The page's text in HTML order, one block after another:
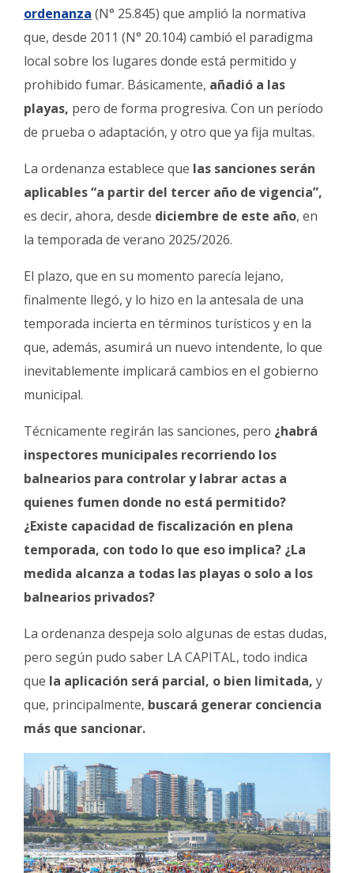
ordenanza (N° 25.845) que amplió la normativa
que, desde 2011 (N° 20.104) cambió el paradigma
local sobre los lugares donde está permitido y
prohibido fumar. Básicamente, añadió a las
playas, pero de forma progresiva. Con un período
de prueba o adaptación, y otro que ya fija multas.
La ordenanza establece que las sanciones serán
aplicables “a partir del tercer año de vigencia”,
es decir, ahora, desde diciembre de este año, en
la temporada de verano 2025/2026.
El plazo, que en su momento parecía lejano,
finalmente llegó, y lo hizo en la antesala de una
temporada incierta en términos turísticos y en la
que, además, asumirá un nuevo intendente, lo que
inevitablemente implicará cambios en el gobierno
municipal.
Técnicamente regirán las sanciones, pero ¿habrá
inspectores municipales recorriendo los
balnearios para controlar y labrar actas a
quienes fumen donde no está permitido?
¿Existe capacidad de fiscalización en plena
temporada, con todo lo que eso implica? ¿La
medida alcanza a todas las playas o solo a los
balnearios privados?
La ordenanza despeja solo algunas de estas dudas,
pero según pudo saber LA CAPITAL, todo indica
que la aplicación será parcial, o bien limitada, y
que, principalmente, buscará generar conciencia
más que sancionar.